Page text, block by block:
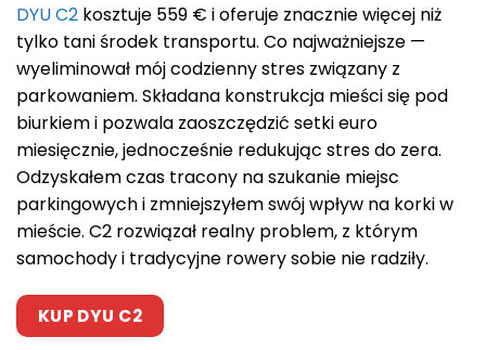
DYU C2 kosztuje 559 € i oferuje znacznie więcej niż
tylko tani środek transportu. Co najważniejsze —
wyeliminował mój codzienny stres związany z
parkowaniem. Składana konstrukcja mieści się pod
biurkiem i pozwala zaoszczędzić setki euro
miesięcznie, jednocześnie redukując stres do zera.
Odzyskałem czas tracony na szukanie miejsc
parkingowych i zmniejszyłem swój wpływ na korki w
mieście. C2 rozwiązał realny problem, z którym
samochody i tradycyjne rowery sobie nie radziły.
KUP DYU C2